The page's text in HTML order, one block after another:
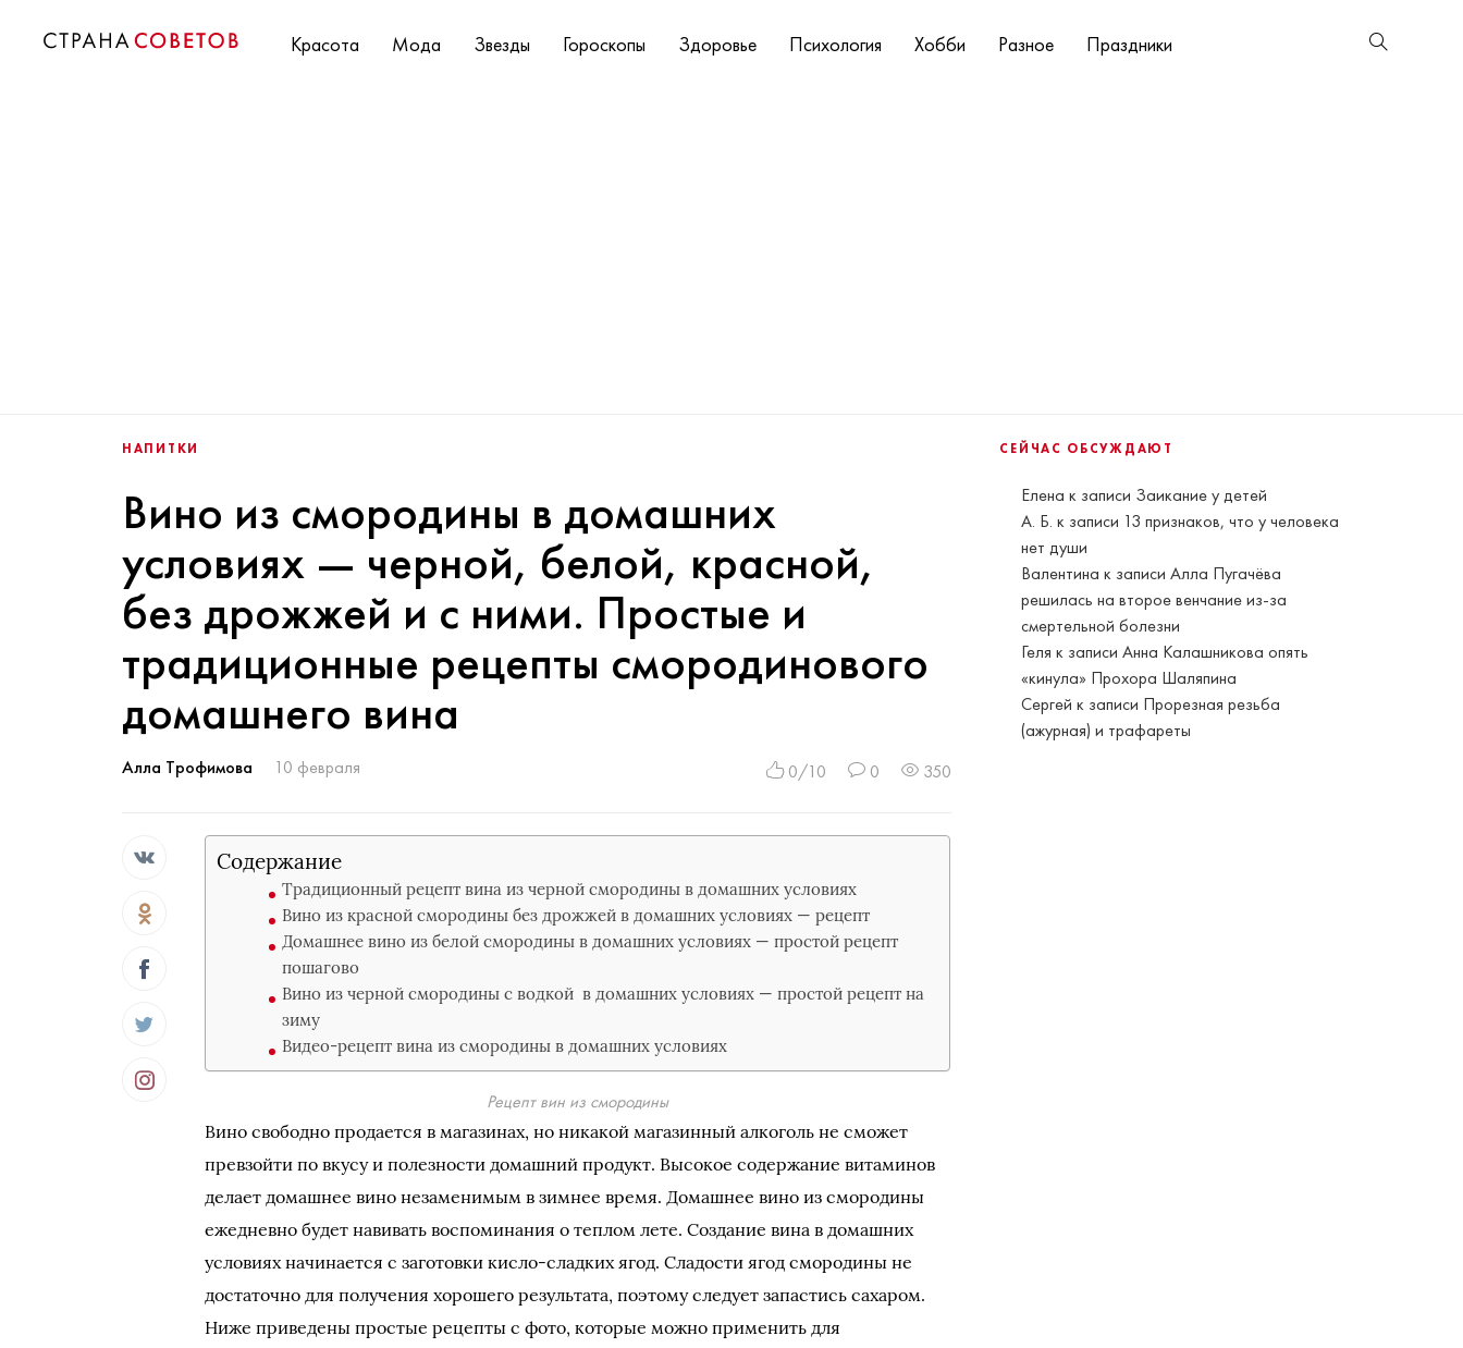
Красота Мода Звезды Гороскопы Здоровье Психология Хобби Разное Праздники
СЕЙЧАС ОБСУЖДАЮТ
Елена к записи Заикание у детей
А. Б. к записи 13 признаков, что у человека
нет души
Валентина к записиАлла Пугачёва
решилась на второе венчание из-за
смертельной болезни
Геля к записиАнна Калашникова опять
«кинула» Прохора Шаляпина
Сергей к записи Прорезная резьба
(ажурная) и трафареты
НАПИТКИ
Вино из смородины в домашних
условиях — черной, белой, красной,
без дрожжей и с ними. Простые и
традиционные рецепты смородинового
домашнего вина
Алла Трофимова 10 февраля 0/10 0 350
Содержание
Традиционный рецепт вина из черной смородины в домашних условиях
Вино из красной смородины без дрожжей в домашних условиях — рецепт
Домашнее вино из белой смородины в домашних условиях — простой рецепт
пошагово
Вино из черной смородины с водкой в домашних условиях — простой рецепт на
зиму
Видео-рецепт вина из смородины в домашних условиях
Рецепт вин из смородины
Вино свободно продается в магазинах, но никакой магазинный алкоголь не сможет
превзойти по вкусу и полезности домашний продукт. Высокое содержание витаминов
делает домашнее вино незаменимым в зимнее время. Домашнее вино из смородины
ежедневно будет навивать воспоминания о теплом лете. Создание вина в домашних
условиях начинается с заготовки кисло-сладких ягод. Сладости ягод смородины не
достаточно для получения хорошего результата, поэтому следует запастись сахаром.
Ниже приведены простые рецепты с фото, которые можно применить для